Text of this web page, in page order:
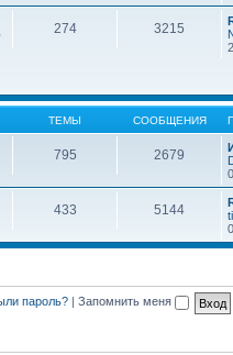
274 3215
ТЕМЫ СООБЩЕНИЯ
795 2679
433 5144
пароль? Запомнить меня